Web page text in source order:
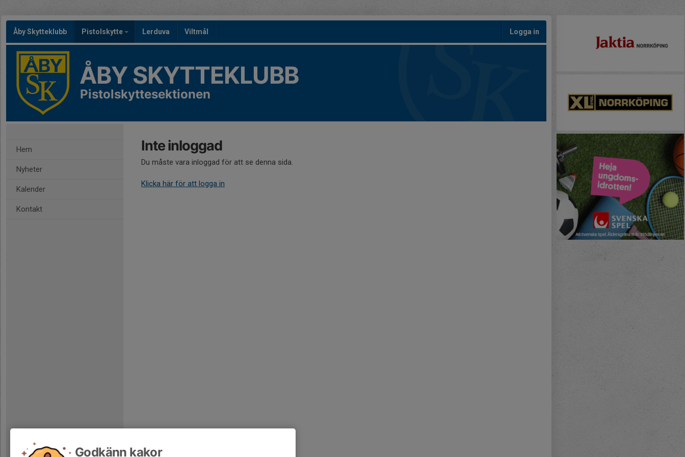
Åby Skytteklubb Pistolskytte Lerduva Viltmål Logga in
ÅBY SKYTTEKLUBB
Pistolskyttesektionen
Hem
Nyheter
Kalender
Kontakt
Inte inloggad
Du måste vara inloggad för att se denna sida.
Klicka här för att logga in
Godkänn kakor